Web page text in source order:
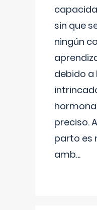
sin que
ningún
debido a
preciso.
parto es
amb...